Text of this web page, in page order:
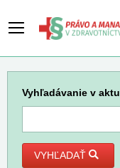
Vyhľadávanie v
VYHĽADAŤ